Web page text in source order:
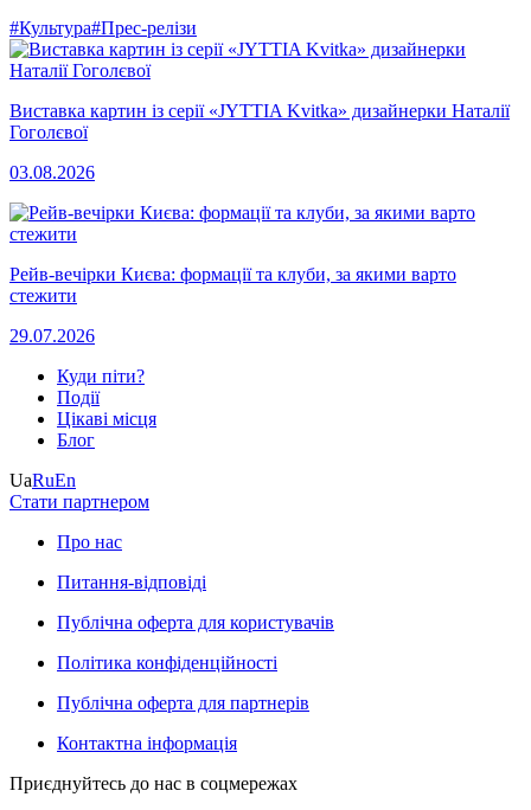
#Культура#Прес-релізи
Виставка картин із серії «JYTTIA Kvitka» дизайнерки Наталії
Гоголєвої
03.08.2026
Рейв-вечірки Києва: формації та клуби, за якими варто
стежити
29.07.2026
Куди піти?
Події
Цікаві місця
Блог
UaRuEn
Стати партнером
Про нас
Питання-відповіді
Публічна оферта для користувачів
Політика конфіденційності
Публічна оферта для партнерів
Контактна інформація
Приєднуйтесь до нас в соцмережах